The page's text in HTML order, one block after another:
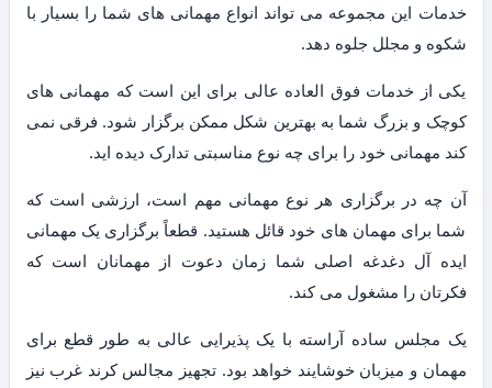
خدمات این مجموعه می تواند انواع مهمانی های شما را بسیار با
شکوه و مجلل جلوه دهد.
یکی از خدمات فوق العاده عالی برای این است که مهمانی های
کوچک و بزرگ شما به بهترین شکل ممکن برگزار شود. فرقی نمی
کند مهمانی خود را برای چه نوع مناسبتی تدارک دیده اید.
آن چه در برگزاری هر نوع مهمانی مهم است، ارزشی است که
شما برای مهمان های خود قائل هستید. قطعاً برگزاری یک مهمانی
ایده آل دغدغه اصلی شما زمان دعوت از مهمانان است که
فکرتان را مشغول می کند.
یک مجلس ساده آراسته با یک پذیرایی عالی به طور قطع برای
مهمان و میزبان خوشایند خواهد بود. تجهیز مجالس کرند غرب نیز